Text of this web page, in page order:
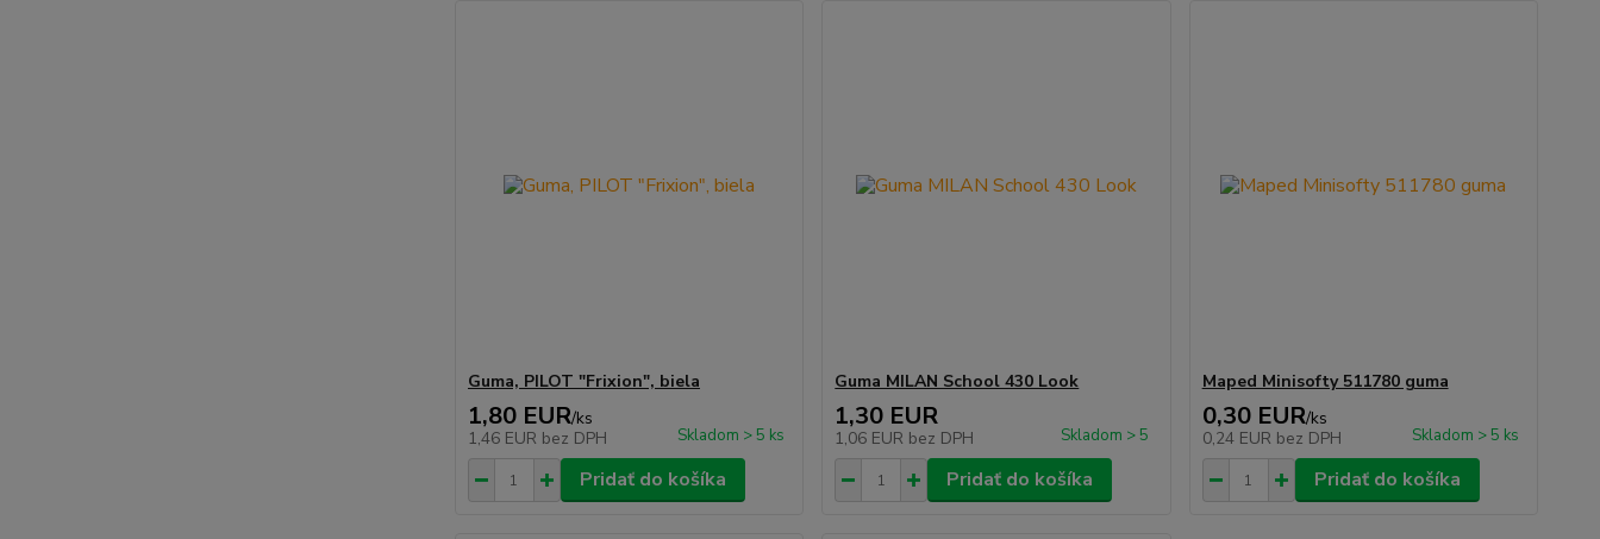
Guma, PILOT "Frixion", biela
1,80 EUR/ks
1,46 EUR bez DPH Skladom > 5 ks
Pridať do košíka
Guma MILAN School 430 Look
1,30 EUR
1,06 EUR bez DPH Skladom > 5
Pridať do košíka
Maped Minisofty 511780 guma
0,30 EUR/ks
0,24 EUR bez DPH Skladom > 5 ks
Pridať do košíka